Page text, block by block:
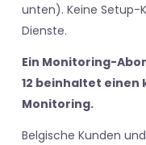
unten). Keine Setup-
Dienste.
Ein Monitoring-
12 beinhaltet einen
Monitoring.
Belgische Kunden